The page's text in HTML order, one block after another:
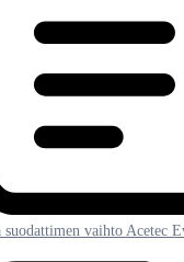
vaihto Acetec